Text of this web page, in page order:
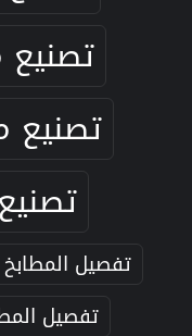
تصنيع
تصنيع
تفصيل المطابخ
تفصيل